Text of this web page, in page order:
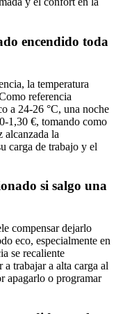
encendido toda
la temperatura
referencia
a 24-26 °C, una noche
1,30 €, tomando como
alcanzada la
carga de trabajo y el
si salgo una
compensar dejarlo
eco, especialmente en
se recaliente
trabajar a alta carga al
apagarlo o programar